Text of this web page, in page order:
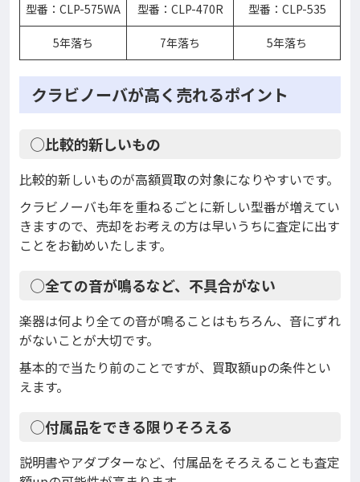
型番：CLP-575WA 型番：CLP-470R 型番：CLP-535
5年落ち 7年落ち 5年落ち
クラビノーバが高く売れるポイント
◯比較的新しいもの
比較的新しいものが高額買取の対象になりやすいです。
クラビノーバも年を重ねるごとに新しい型番が増えてい
きますので、売却をお考えの方は早いうちに査定に出す
ことをお勧めいたします。
◯全ての音が鳴るなど、不具合がない
楽器は何より全ての音が鳴ることはもちろん、音にずれ
がないことが大切です。
基本的で当たり前のことですが、買取額upの条件とい
えます。
◯付属品をできる限りそろえる
説明書やアダプターなど、付属品をそろえることも査定